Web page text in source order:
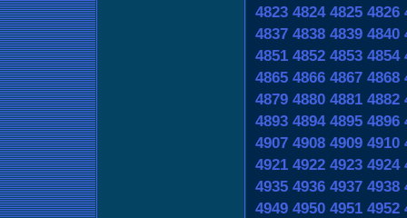
4823 4824 4825 4826
4837 4838 4839 4840
4851 4852 4853 4854
4865 4866 4867 4868
4879 4880 4881 4882
4893 4894 4895 4896
4907 4908 4909 4910
4921 4922 4923 4924
4935 4936 4937 4938
4949 4950 4951 4952